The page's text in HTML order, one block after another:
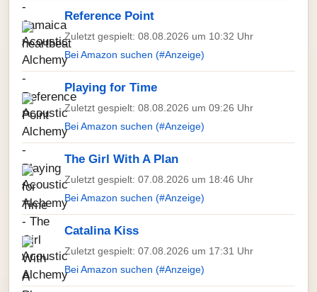
Reference Point
Zuletzt gespielt: 08.08.2026 um 10:32 Uhr
Bei Amazon suchen (#Anzeige)
Playing for Time
Zuletzt gespielt: 08.08.2026 um 09:26 Uhr
Bei Amazon suchen (#Anzeige)
The Girl With A Plan
Zuletzt gespielt: 07.08.2026 um 18:46 Uhr
Bei Amazon suchen (#Anzeige)
Catalina Kiss
Zuletzt gespielt: 07.08.2026 um 17:31 Uhr
Bei Amazon suchen (#Anzeige)